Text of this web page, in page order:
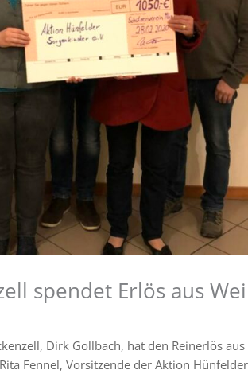
spendet Erlös aus
Dirk Gollbach, hat den Reinerlös
Fennel, Vorsitzende der Aktion